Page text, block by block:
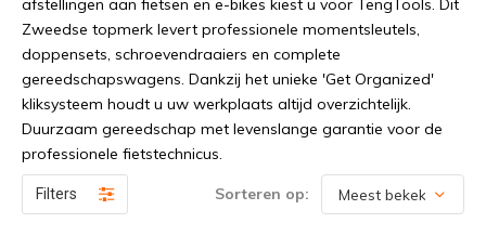
afstellingen aan fietsen en e-bikes kiest u voor TengTools. Dit
Zweedse topmerk levert professionele momentsleutels,
doppensets, schroevendraaiers en complete
gereedschapswagens. Dankzij het unieke 'Get Organized'
kliksysteem houdt u uw werkplaats altijd overzichtelijk.
Duurzaam gereedschap met levenslange garantie voor de
professionele fietstechnicus.
Filters Sorteren op: